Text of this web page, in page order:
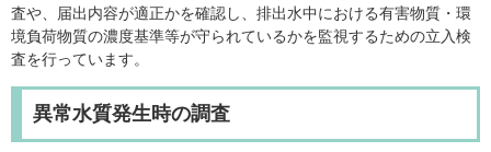
査や、届出内容が適正かを確認し、排出水中における有害物質・環
境負荷物質の濃度基準等が守られているかを監視するための立入検
査を行っています。
異常水質発生時の調査